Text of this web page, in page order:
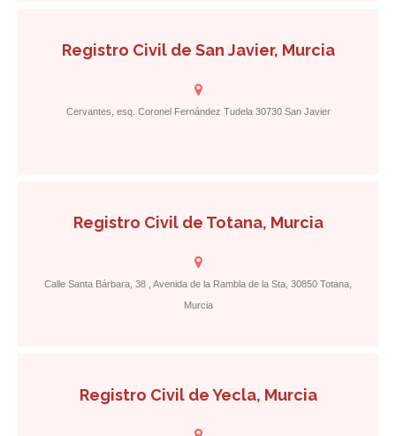
Registro Civil de San Javier, Murcia
Cervantes, esq. Coronel Fernández Tudela 30730 San Javier
Registro Civil de Totana, Murcia
Calle Santa Bárbara, 38 , Avenida de la Rambla de la Sta, 30850 Totana,
Murcia
Registro Civil de Yecla, Murcia